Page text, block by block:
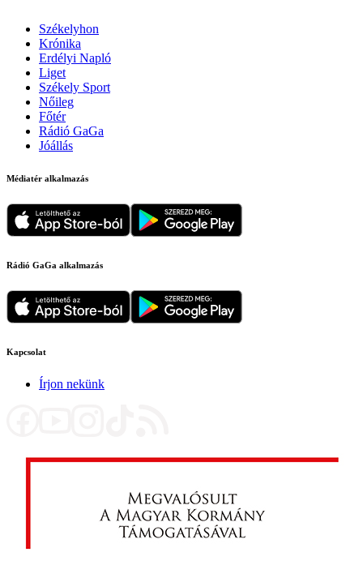
Székelyhon
Krónika
Erdélyi Napló
Liget
Székely Sport
Nőileg
Főtér
Rádió GaGa
Jóállás
Médiatér alkalmazás
Rádió GaGa alkalmazás
Kapcsolat
Írjon nekünk